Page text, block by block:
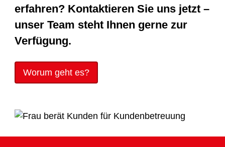
erfahren? Kontaktieren Sie uns jetzt –
unser Team steht Ihnen gerne zur
Verfügung.
Worum geht es?